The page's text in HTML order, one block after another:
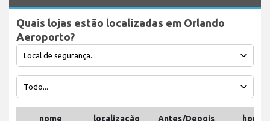
Quais lojas estão localizadas em Orlando
Aeroporto?
nome localização
Antes/Depois